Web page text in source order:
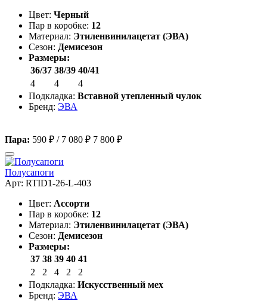
Цвет: Черный
Пар в коробке: 12
Материал: Этиленвинилацетат (ЭВА)
Сезон: Демисезон
Размеры:
36/37 38/39 40/41
4
4
4
Подкладка: Вставной утепленный чулок
Бренд: ЭВА
Пара: 590 ₽ / 7 080 ₽ 7 800 ₽
Полусапоги
Арт: RTID1-26-L-403
Цвет: Ассорти
Пар в коробке: 12
Материал: Этиленвинилацетат (ЭВА)
Сезон: Демисезон
Размеры:
37 38 39 40 41
2
2 4 2
2
Подкладка: Искусственный мех
Бренд: ЭВА